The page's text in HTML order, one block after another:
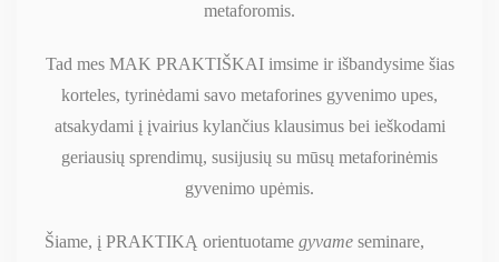
metaforomis.
Tad mes MAK PRAKTIŠKAI imsime ir išbandysime šias
korteles, tyrinėdami savo metaforines gyvenimo upes,
atsakydami į įvairius kylančius klausimus bei ieškodami
geriausių sprendimų, susijusių su mūsų metaforinėmis
gyvenimo upėmis.
Šiame, į PRAKTIKĄ orientuotame gyvame seminare,